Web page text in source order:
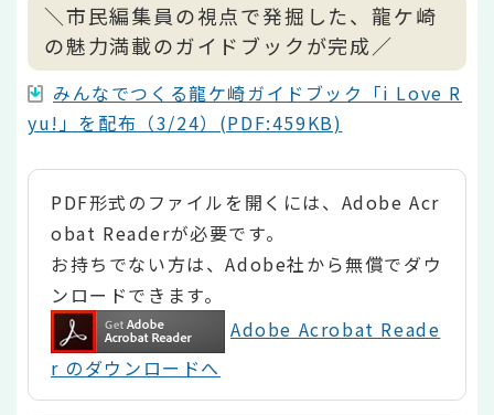
＼市民編集員の視点で発掘した、龍ケ崎
の魅力満載のガイドブックが完成／
みんなでつくる龍ケ崎ガイドブック「i Love R
yu!」を配布（3/24）(PDF:459KB)
PDF形式のファイルを開くには、Adobe Acr
obat Readerが必要です。
お持ちでない方は、Adobe社から無償でダウ
ンロードできます。
Adobe Acrobat Reade
r のダウンロードへ